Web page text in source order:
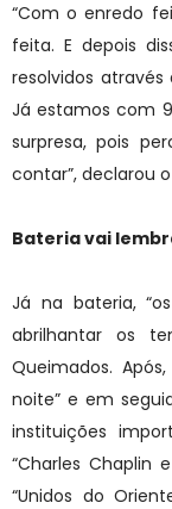
“Com o enredo
feita. E depois
resolvidos
Já estamos com
surpresa, pois
contar”, declarou
Bateria vai
Já na bateria,
abrilhantar os
Queimados.
noite” e em
instituições
“Charles Chaplin
“Unidos do